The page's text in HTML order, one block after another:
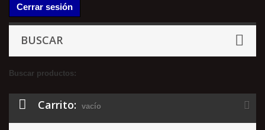
Cerrar sesión
BUSCAR
Buscar productos:
Carrito: vacío